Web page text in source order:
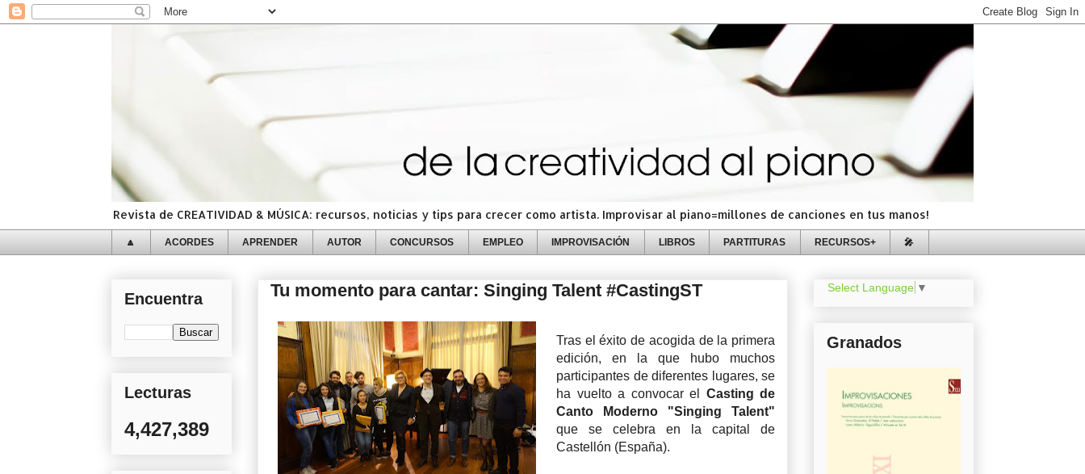
Revista de CREATIVIDAD & MÚSICA: recursos, noticias y tips para crecer como artista. Improvisar al piano=millones de canciones en tus manos!
🔼 ACORDES APRENDER AUTOR CONCURSOS EMPLEO IMPROVISACIÓN LIBROS PARTITURAS RECURSOS+ 🎤
Tu momento para cantar: Singing Talent #CastingST
Tras el éxito de acogida de la primera
edición, en la que hubo muchos
participantes de diferentes lugares, se
ha vuelto a convocar el Casting de
Canto Moderno "Singing Talent"
que se celebra en la capital de
Castellón (España).
Encuentra
Lecturas
4,427,389
Select Language ▼
Granados